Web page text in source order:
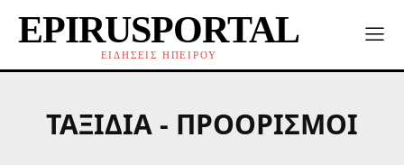
EPIRUSPORTAL
ΕΙΔΗΣΕΙΣ ΗΠΕΙΡΟΥ
ΤΑΞΊΔΙΑ - ΠΡΟΟΡΙΣΜΟΊ